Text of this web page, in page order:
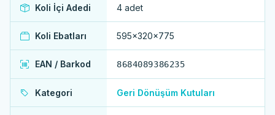
Koli İçi Adedi 4 adet
Koli Ebatları 595x320x775
EAN / Barkod 8684089386235
Kategori Geri Dönüşüm Kutuları